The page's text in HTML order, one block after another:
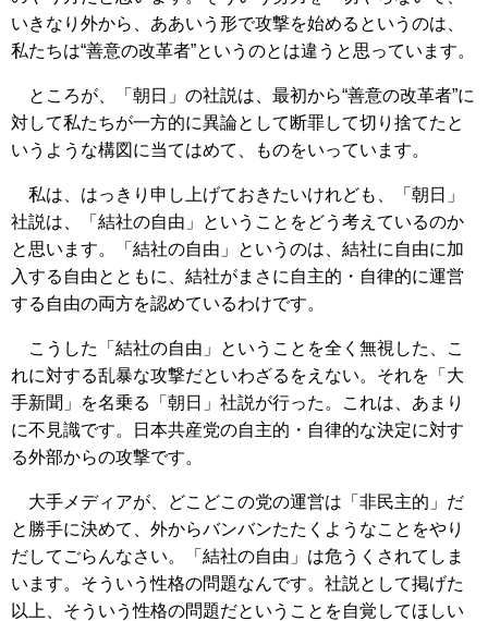
いきなり外から、ああいう形で攻撃を始めるというのは、
私たちは“善意の改革者”というのとは違うと思っています。
ところが、「朝日」の社説は、最初から“善意の改革者”に
対して私たちが一方的に異論として断罪して切り捨てたと
いうような構図に当てはめて、ものをいっています。
私は、はっきり申し上げておきたいけれども、「朝日」
社説は、「結社の自由」ということをどう考えているのか
と思います。「結社の自由」というのは、結社に自由に加
入する自由とともに、結社がまさに自主的・自律的に運営
する自由の両方を認めているわけです。
こうした「結社の自由」ということを全く無視した、こ
れに対する乱暴な攻撃だといわざるをえない。それを「大
手新聞」を名乗る「朝日」社説が行った。これは、あまり
に不見識です。日本共産党の自主的・自律的な決定に対す
る外部からの攻撃です。
大手メディアが、どこどこの党の運営は「非民主的」だ
と勝手に決めて、外からバンバンたたくようなことをやり
だしてごらんなさい。「結社の自由」は危うくされてしま
います。そういう性格の問題なんです。社説として掲げた
以上、そういう性格の問題だということを自覚してほしい